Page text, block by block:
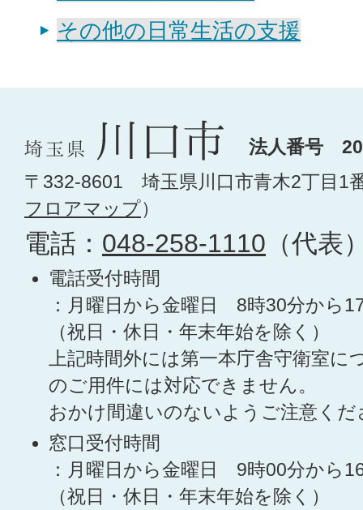
その他の日常生活の支援
法人番号
〒332-8601 埼玉県川口市青木2丁目1
フロアマップ）
電話： 048-258-1110 （代表
電話受付時間
：月曜日から金曜日 8時30分から
（祝日・休日・年末年始を除く）
上記時間外には第一本庁舎守衛室に
のご用件には対応できません。
おかけ間違いのないようご注意くだ
窓口受付時間
：月曜日から金曜日 9時00分から
（祝日・休日・年末年始を除く）